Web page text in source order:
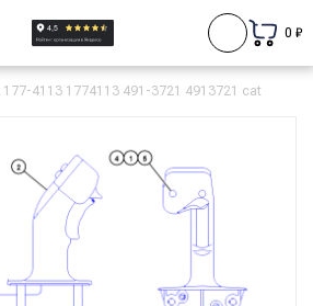
0 ₽
177-4113 1774113 491-3721 4913721 cat